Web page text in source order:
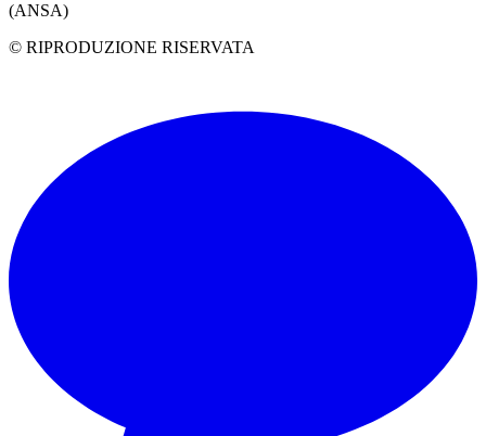
(ANSA)
© RIPRODUZIONE RISERVATA